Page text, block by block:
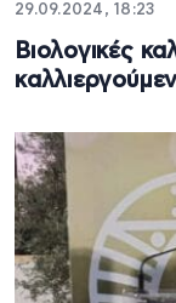
29.09.2024, 18:23
Βιολογικές